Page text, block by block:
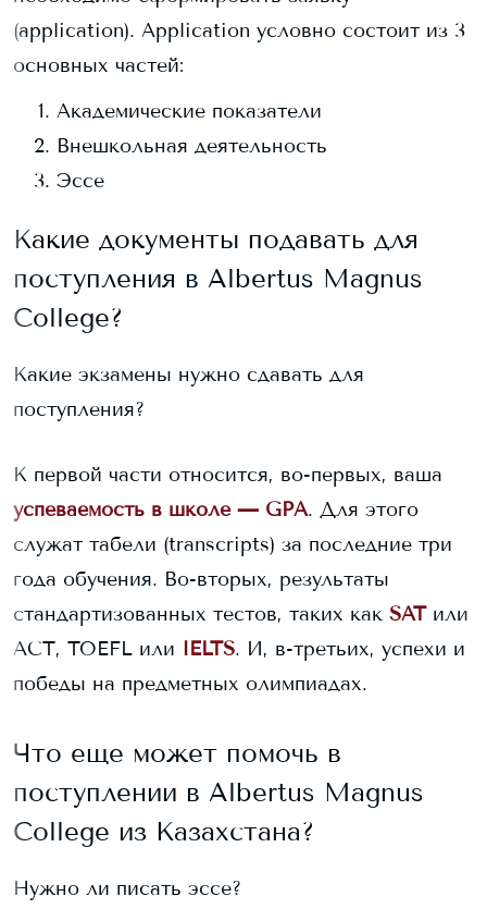
(application). Application условно состоит из 3
основных частей:
Академические показатели
Внешкольная деятельность
Эссе
Какие документы подавать для
поступления в Albertus Magnus
College?
Какие экзамены нужно сдавать для
поступления?
К первой части относится, во-первых, ваша
успеваемость в школе — GPA. Для этого
служат табели (transcripts) за последние три
года обучения. Во-вторых, результаты
стандартизованных тестов, таких как SAT или
ACT, TOEFL или IELTS. И, в-третьих, успехи и
победы на предметных олимпиадах.
Что еще может помочь в
поступлении в Albertus Magnus
College из Казахстана?
Нужно ли писать эссе?